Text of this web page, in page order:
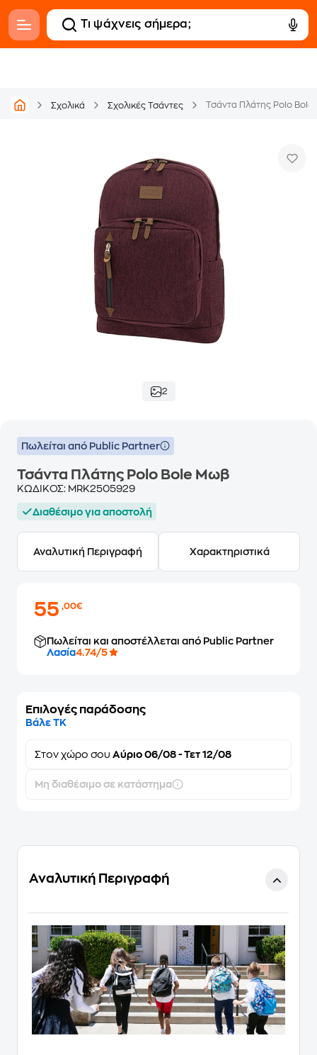
Σχολικά Σχολικές Τσάντες Τσάντα Πλάτης Polo
2
Πωλείται από Public Partner
Τσάντα Πλάτης Polo Bole Μωβ
ΚΩΔΙΚΟΣ: MRK2505929
Διαθέσιμο για αποστολή
Αναλυτική Περιγραφή Χαρακτηριστικά
55,00€
Πωλείται και αποστέλλεται από Public Partner
Λασία4.74/5
Επιλογές παράδοσης
Βάλε ΤΚ
Στον χώρο σου Αύριο 06/08 - Τετ 12/08
Μη διαθέσιμο σε κατάστημα
Αναλυτική Περιγραφή